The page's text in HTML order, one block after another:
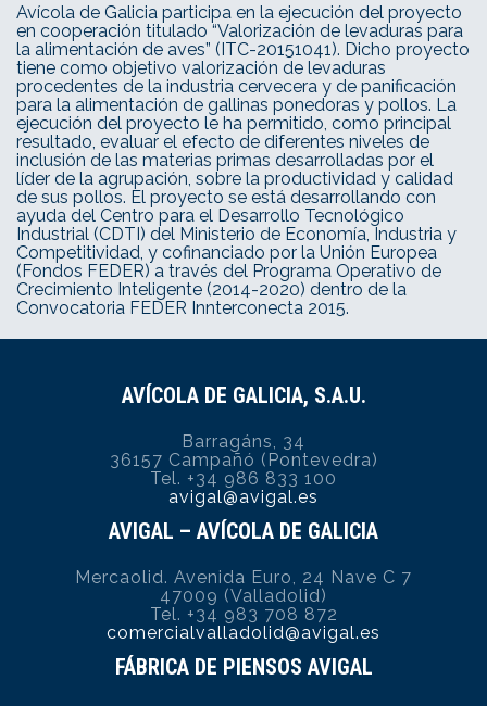
Avícola de Galicia participa en la ejecución del proyecto
en cooperación titulado “Valorización de levaduras para
la alimentación de aves” (ITC-20151041). Dicho proyecto
tiene como objetivo valorización de levaduras
procedentes de la industria cervecera y de panificación
para la alimentación de gallinas ponedoras y pollos. La
ejecución del proyecto le ha permitido, como principal
resultado, evaluar el efecto de diferentes niveles de
inclusión de las materias primas desarrolladas por el
líder de la agrupación, sobre la productividad y calidad
de sus pollos. El proyecto se está desarrollando con
ayuda del Centro para el Desarrollo Tecnológico
Industrial (CDTI) del Ministerio de Economía, Industria y
Competitividad, y cofinanciado por la Unión Europea
(Fondos FEDER) a través del Programa Operativo de
Crecimiento Inteligente (2014-2020) dentro de la
Convocatoria FEDER Innterconecta 2015.
AVÍCOLA DE GALICIA, S.A.U.
Barragáns, 34
36157 Campañó (Pontevedra)
Tel. +34 986 833 100
avigal@avigal.es
AVIGAL – AVÍCOLA DE GALICIA
Mercaolid. Avenida Euro, 24 Nave C 7
47009 (Valladolid)
Tel. +34 983 708 872
comercialvalladolid@avigal.es
FÁBRICA DE PIENSOS AVIGAL